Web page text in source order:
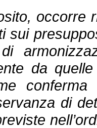
occorre
sui
da
di